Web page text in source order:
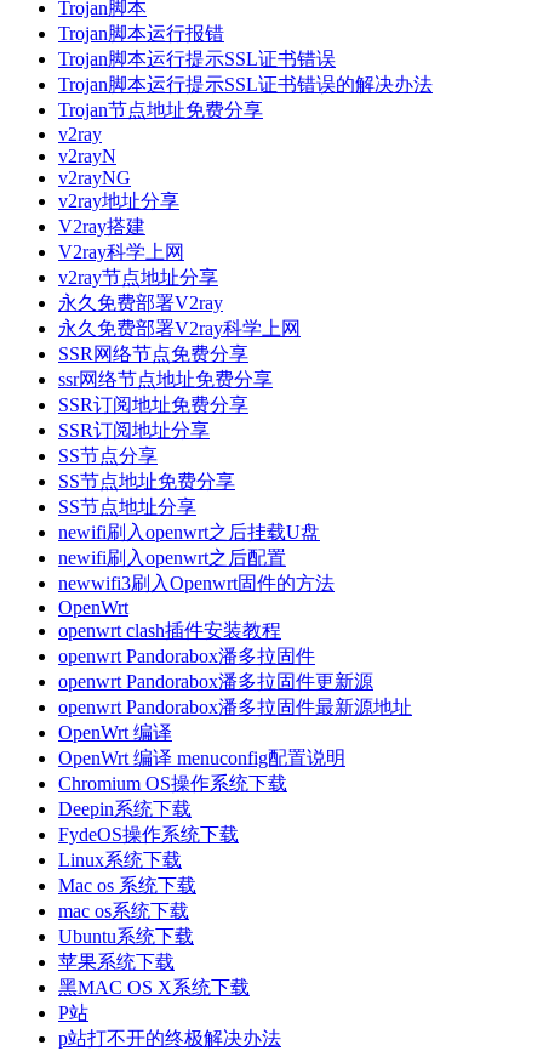
Trojan脚本
Trojan脚本运行报错
Trojan脚本运行提示SSL证书错误
Trojan脚本运行提示SSL证书错误的解决办法
Trojan节点地址免费分享
v2ray
v2rayN
v2rayNG
v2ray地址分享
V2ray搭建
V2ray科学上网
v2ray节点地址分享
永久免费部署V2ray
永久免费部署V2ray科学上网
SSR网络节点免费分享
ssr网络节点地址免费分享
SSR订阅地址免费分享
SSR订阅地址分享
SS节点分享
SS节点地址免费分享
SS节点地址分享
newifi刷入openwrt之后挂载U盘
newifi刷入openwrt之后配置
newwifi3刷入Openwrt固件的方法
OpenWrt
openwrt clash插件安装教程
openwrt Pandorabox潘多拉固件
openwrt Pandorabox潘多拉固件更新源
openwrt Pandorabox潘多拉固件最新源地址
OpenWrt 编译
OpenWrt 编译 menuconfig配置说明
Chromium OS操作系统下载
Deepin系统下载
FydeOS操作系统下载
Linux系统下载
Mac os 系统下载
mac os系统下载
Ubuntu系统下载
苹果系统下载
黑MAC OS X系统下载
P站
p站打不开的终极解决办法